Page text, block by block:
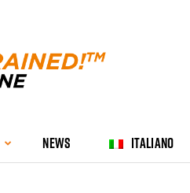
NEWS ITALIANO